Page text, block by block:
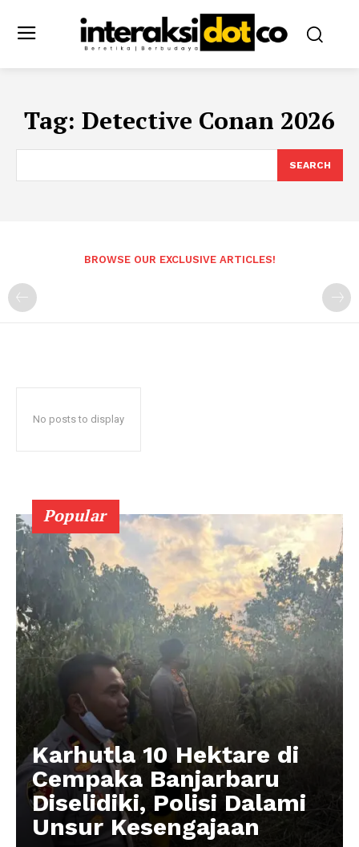
Tag: Detective Conan 2026
SEARCH
BROWSE OUR EXCLUSIVE ARTICLES!
No posts to display
Popular
Karhutla 10 Hektare di
Cempaka Banjarbaru
Diselidiki, Polisi Dalami
Unsur Kesengajaan